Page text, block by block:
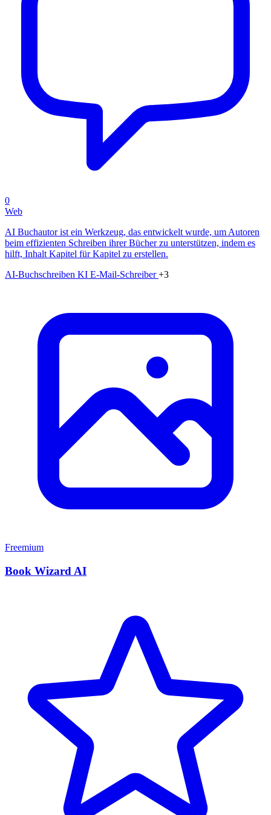
0
Web
AI Buchautor ist ein Werkzeug, das entwickelt wurde, um Autoren
beim effizienten Schreiben ihrer Bücher zu unterstützen, indem es
hilft, Inhalt Kapitel für Kapitel zu erstellen.
AI-Buchschreiben KI E-Mail-Schreiber+3
Freemium
Book Wizard AI